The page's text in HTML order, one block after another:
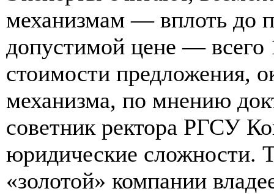
механизмам — вплоть до
допустимой цене — всего
стоимости предложения,
механизма, по мнению
советник ректора РГСУ
юридические сложности.
«золотой» компании